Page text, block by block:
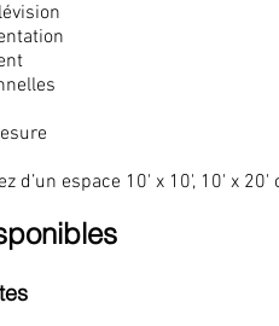
d’un espace 10' x 10', 10' x